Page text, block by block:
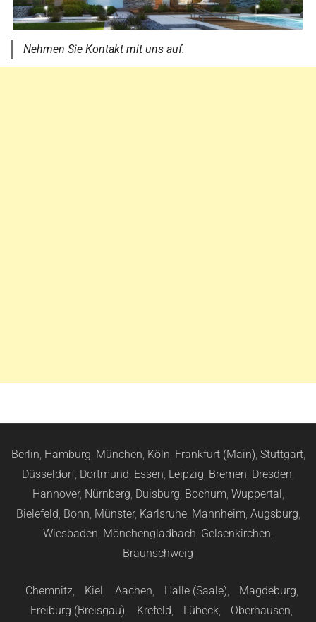
Nehmen Sie Kontakt mit uns auf.
Berlin, Hamburg, München, Köln, Frankfurt (Main), Stuttgart,
Düsseldorf, Dortmund, Essen, Leipzig, Bremen, Dresden,
Hannover, Nürnberg, Duisburg, Bochum, Wuppertal,
Bielefeld, Bonn, Münster, Karlsruhe, Mannheim, Augsburg,
Wiesbaden, Mönchengladbach, Gelsenkirchen,
Braunschweig
Chemnitz, Kiel, Aachen, Halle (Saale), Magdeburg,
Freiburg (Breisgau), Krefeld, Lübeck, Oberhausen,